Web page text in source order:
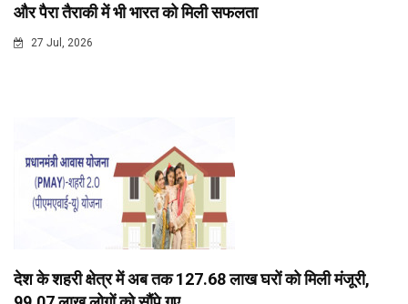
और पैरा तैराकी में भी भारत को मिली सफलता
27 Jul, 2026
देश के शहरी क्षेत्र में अब तक 127.68 लाख घरों को मिली मंजूरी,